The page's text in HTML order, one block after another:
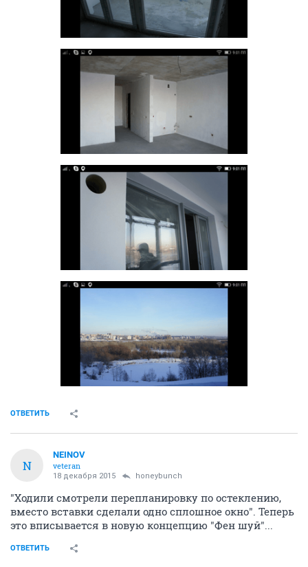
ОТВЕТИТЬ
N
NEINOV
veteran
18 декабря 2015 honeybunch
"Ходили смотрели перепланировку по остеклению,
вместо вставки сделали одно сплошное окно". Теперь
это вписывается в новую концепцию "Фен шуй"...
ОТВЕТИТЬ